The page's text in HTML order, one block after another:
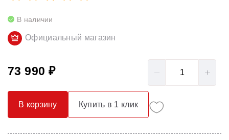
В наличии
Официальный магазин
73 990 ₽
В корзину Купить в 1 клик